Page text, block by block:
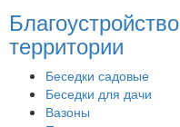
Благоустройство
территории
Беседки садовые
Беседки для дачи
Вазоны